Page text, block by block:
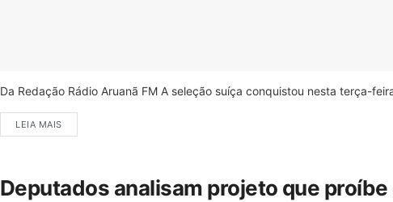
Da Redação Rádio Aruanã FM A seleção suíça conquistou nesta terça-
LEIA MAIS
Deputados analisam projeto que